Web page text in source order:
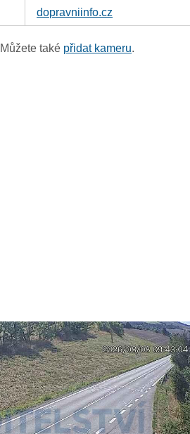
dopravniinfo.cz
také přidat kameru.